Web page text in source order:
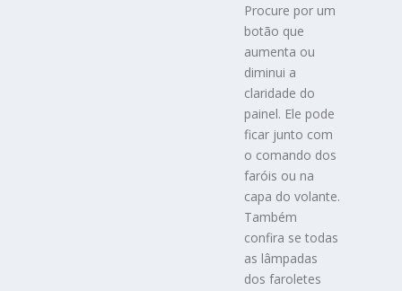
Procure por um
botão que
aumenta ou
diminui a
claridade do
painel. Ele pode
ficar junto com
o comando dos
faróis ou na
capa do volante.
Também
confira se todas
as lâmpadas
dos faroletes